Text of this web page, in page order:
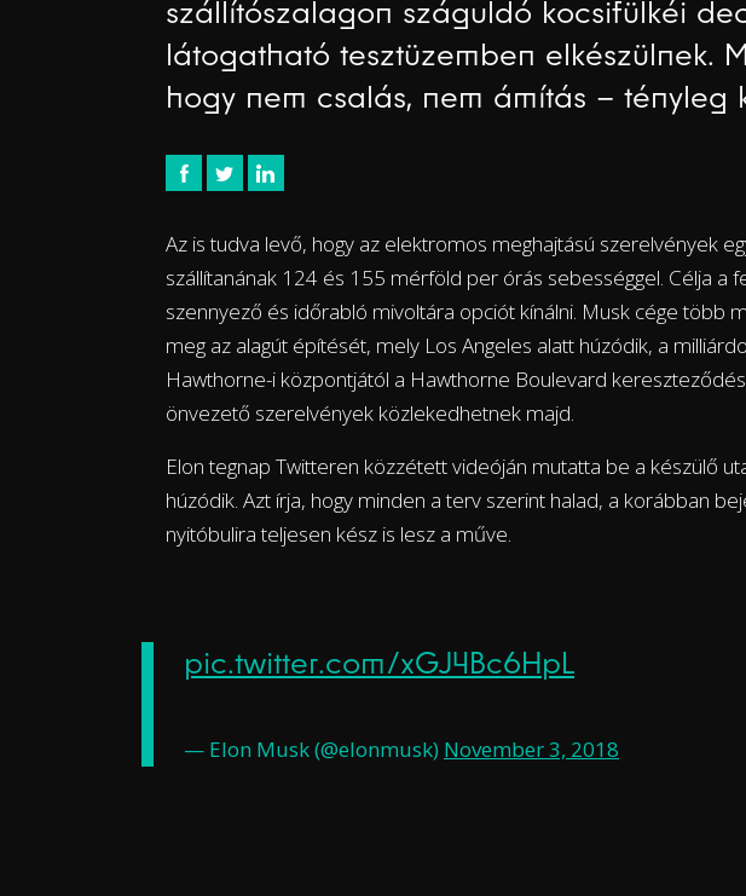
szállítószalagon száguldó kocsifülkéi
látogatható tesztüzemben elkészülnek.
hogy nem csalás, nem ámítás – tényleg
Az is tudva levő, hogy az elektromos meghajtású szerelvények
szállítanának 124 és 155 mérföld per órás sebességgel. Célja a
szennyező és időrabló mivoltára opciót kínálni. Musk cége több
meg az alagút építését, mely Los Angeles alatt húzódik, a
Hawthorne-i központjától a Hawthorne Boulevard
önvezető szerelvények közlekedhetnek majd.
Elon tegnap Twitteren közzétett videóján mutatta be a készülő
húzódik. Azt írja, hogy minden a terv szerint halad, a korábban
nyitóbulira teljesen kész is lesz a műve.
pic.twitter.com/xGJ4Bc6HpL
— Elon Musk (@elonmusk) November 3, 2018